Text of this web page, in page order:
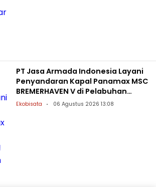
PT Jasa Armada Indonesia Layani
Penyandaran Kapal Panamax MSC
BREMERHAVEN V di Pelabuhan
Patimban
Ekobisata 06 Agustus 2026 13:08